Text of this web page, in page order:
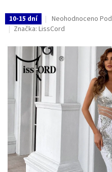
10-15 dní
Průměrné
hodnocení
je
0,0
z
5
Neohodnoceno
Značka: LissCord